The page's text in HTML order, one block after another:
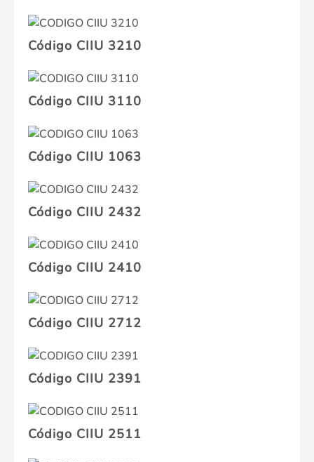
Código CIIU 3210
Código CIIU 3110
Código CIIU 1063
Código CIIU 2432
Código CIIU 2410
Código CIIU 2712
Código CIIU 2391
Código CIIU 2511